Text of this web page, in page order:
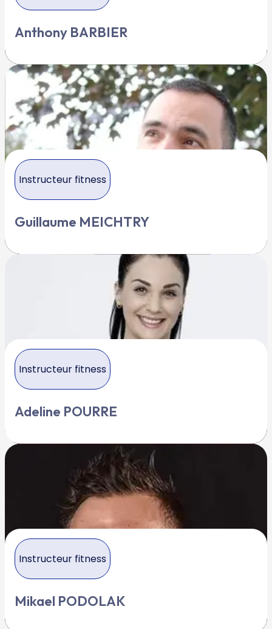
Anthony BARBIER
Instructeur fitness
Guillaume MEICHTRY
Instructeur fitness
Adeline POURRE
Instructeur fitness
Mikael PODOLAK